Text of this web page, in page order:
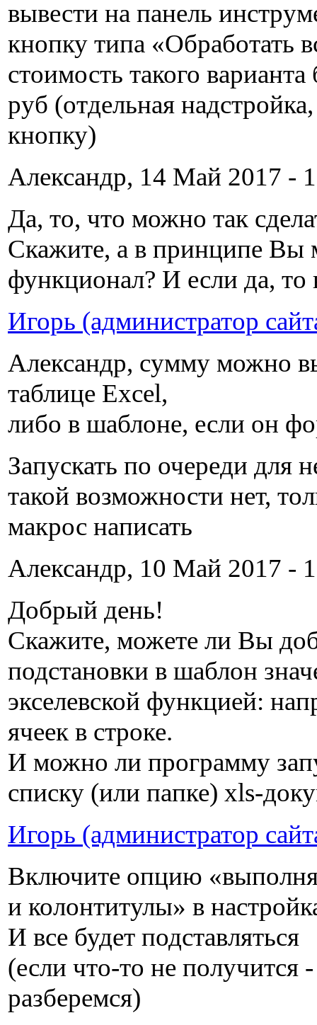
вывести на панель
кнопку типа «Обработать
стоимость такого
руб (отдельная
кнопку)
Александр, 14 Май 2017 -
Да, то, что можно так
Скажите, а в принципе Вы
функционал? И если да, то
Игорь (администратор
Александр, сумму можно
таблице Excel,
либо в шаблоне, если он
Запускать по очереди для
такой возможности нет,
макрос написать
Александр, 10 Май 2017 -
Добрый день!
Скажите, можете ли Вы
подстановки в шаблон
экселевской функцией:
ячеек в строке.
И можно ли программу
списку (или папке) xls-
Игорь (администратор
Включите опцию
и колонтитулы» в
И все будет подставляться
(если что-то не получится
разберемся)